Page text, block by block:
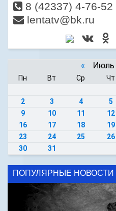
8 (42337) 4-76-52
lentatv@bk.ru
« Июль
Пн Вт Ср Чт
2
3 4 5
9
10 11 12
16
17 18 19
23
24 25 26
30
31
ПОПУЛЯРНЫЕ НОВОСТИ